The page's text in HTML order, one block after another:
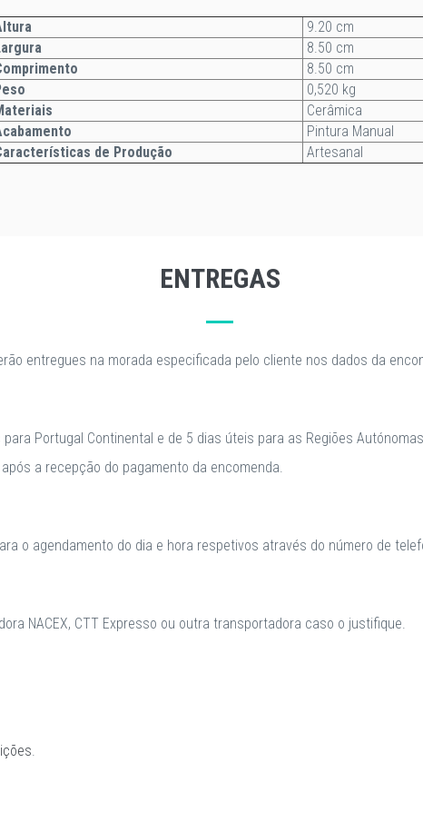
9.20 cm
8.50 cm
8.50 cm
0,520 kg
Cerâmica
Pintura Manual
de Produção
Artesanal
ENTREGAS
entregues na morada especificada pelo cliente nos dados da
Portugal Continental e de 5 dias úteis para as Regiões
a recepção do pagamento da encomenda.
o agendamento do dia e hora respetivos através do número de
NACEX, CTT Expresso ou outra transportadora caso o justifique.
.